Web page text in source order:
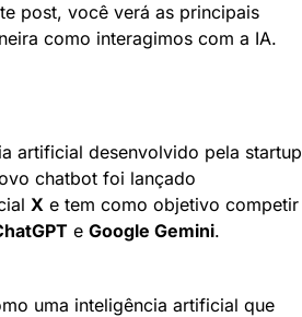
post, você verá as principais
como interagimos com a IA.
artificial desenvolvido pela startup
chatbot foi lançado
X e tem como objetivo competir
e Google Gemini.
uma inteligência artificial que